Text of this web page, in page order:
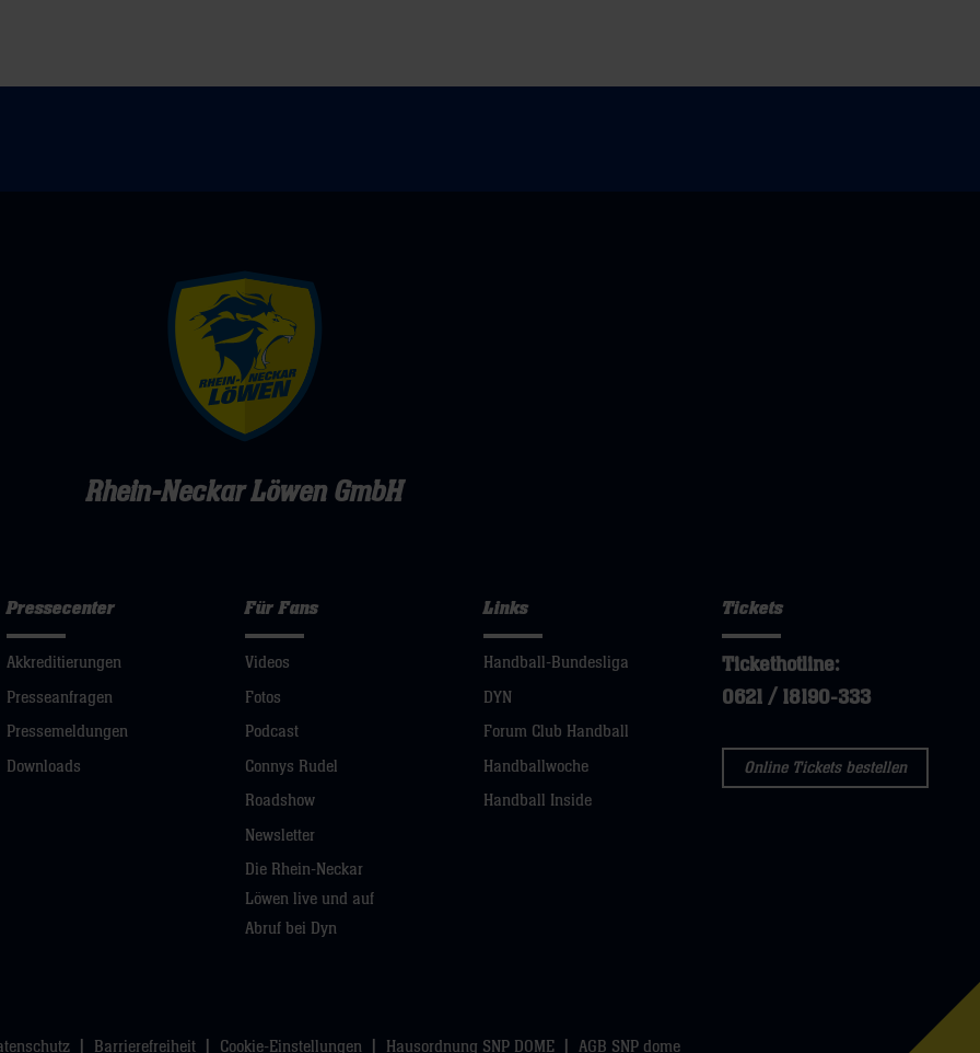
in
Rhein-Neckar Löwen GmbH
Pressecenter
Akkreditierungen
Presseanfragen
Pressemeldungen
Downloads
Für Fans
Videos
Fotos
Podcast
Connys Rudel
Roadshow
Newsletter
Die Rhein-Neckar
Löwen live und auf
Abruf bei Dyn
Links
Handball-Bundesliga
DYN
Forum Club Handball
Handballwoche
Handball Inside
Tickets
Tickethotline:
0621 / 18190-333
Online Tickets bestellen
Barrierefreiheit Cookie-Einstellungen Hausordnung SNP DOME AGB SNP dome